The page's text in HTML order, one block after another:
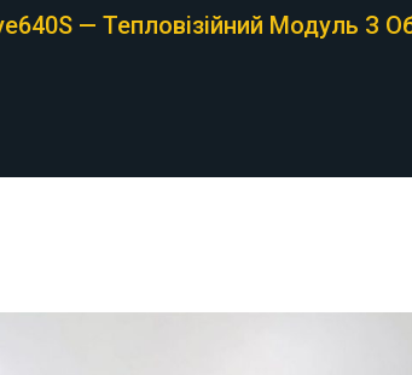
— Тепловізійний Модуль З